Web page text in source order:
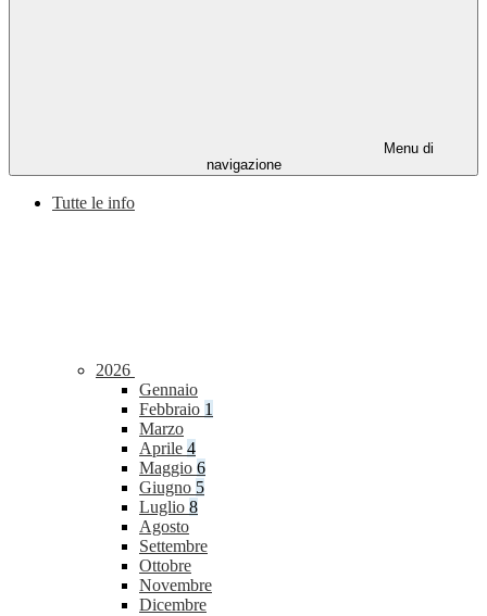
Menu di
navigazione
Tutte le info
2026
Gennaio
Febbraio 1
Marzo
Aprile 4
Maggio 6
Giugno 5
Luglio 8
Agosto
Settembre
Ottobre
Novembre
Dicembre